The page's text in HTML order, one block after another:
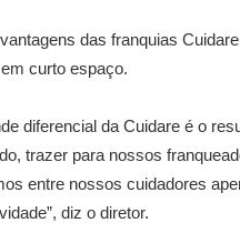
das franquias
curto espaço.
diferencial da Cuidare é o
trazer para nossos
entre nossos cuidadores
diz o diretor.